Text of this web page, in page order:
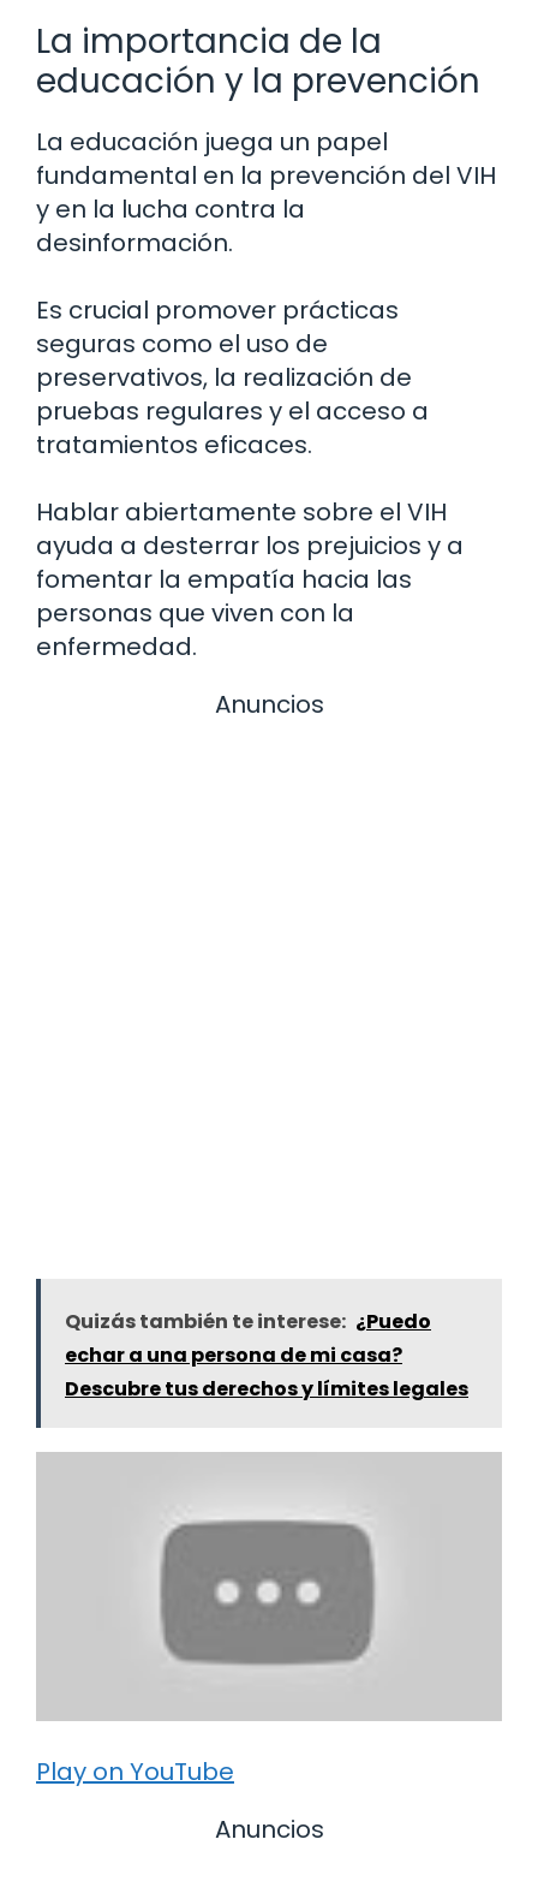
La importancia de la
educación y la prevención
La educación juega un papel
fundamental en la prevención del VIH
y en la lucha contra la
desinformación.
Es crucial promover prácticas
seguras como el uso de
preservativos, la realización de
pruebas regulares y el acceso a
tratamientos eficaces.
Hablar abiertamente sobre el VIH
ayuda a desterrar los prejuicios y a
fomentar la empatía hacia las
personas que viven con la
enfermedad.
Anuncios
Quizás también te interese: ¿Puedo
echar a una persona de mi casa?
Descubre tus derechos y límites legales
Play on YouTube
Anuncios